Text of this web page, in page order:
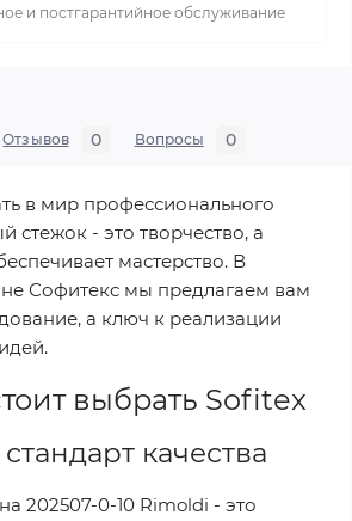
и постгарантийное обслуживание
Отзывов 0 Вопросы 0
в мир профессионального
стежок - это творчество, а
мастерство. В
Софитекс мы предлагаем вам
а ключ к реализации
выбрать Sofitex
качества
202507-0-10 Rimoldi - это